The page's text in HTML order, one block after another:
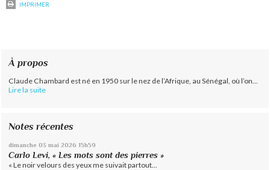
IMPRIMER
À propos
Claude Chambard est né en 1950 sur le nez de l’Afrique, au Sénégal, où l’on...
Lire la suite
Notes récentes
dimanche 03 mai 2026 15h59
Carlo Levi, « Les mots sont des pierres »
« Le noir velours des yeux me suivait partout...